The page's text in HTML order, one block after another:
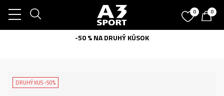
0 0
-50 % NA DRUHÝ KÚSOK
DRUHÝ KUS -50%